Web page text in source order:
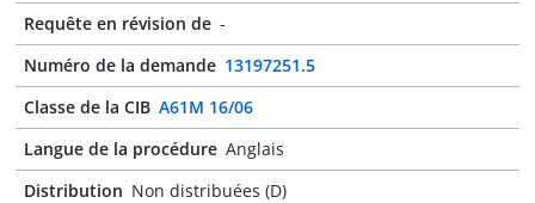
Requête en révision de -
Numéro de la demande 13197251.5
Classe de la CIB A61M 16/06
Langue de la procédure Anglais
Distribution Non distribuées (D)